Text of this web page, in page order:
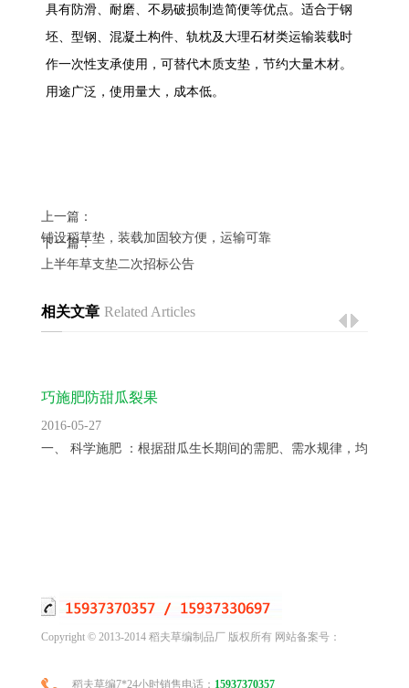
具有防滑、耐磨、不易破损制造简便等优点。适合于钢
坯、型钢、混凝土构件、轨枕及大理石材类运输装载时
作一次性支承使用，可替代木质支垫，节约大量木材。
用途广泛，使用量大，成本低。
上一篇：
铺设稻草垫，装载加固较方便，运输可靠
下一篇：
上半年草支垫二次招标公告
相关文章 Related Articles
巧施肥防甜瓜裂果
2016-05-27
一、 科学施肥 ：根据甜瓜生长期间的需肥、需水规律，均衡供...
Copyright © 2013-2014 稻夫草编制品厂 版权所有 网站备案号：
稻夫草编7*24小时销售电话： 15937370357